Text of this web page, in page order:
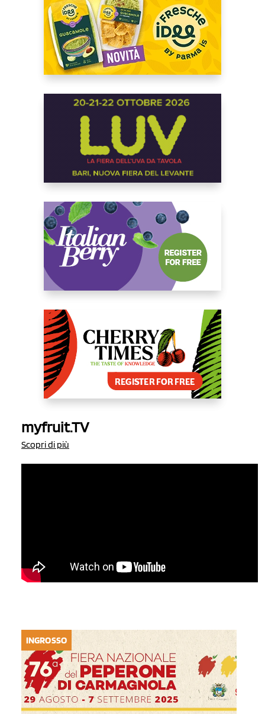
myfruit.TV
Scopri di più
INGROSSO